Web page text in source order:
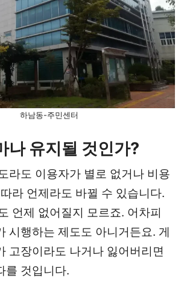
하남동-주민센터
나 유지될 것인가?
라도 이용자가 별로 없거나 비용
라 언제라도 바뀔 수 있습니다.
언제 없어질지 모르죠. 어차피
시행하는 제도도 아니거든요. 게
고장이라도 나거나 잃어버리면
를 것입니다.